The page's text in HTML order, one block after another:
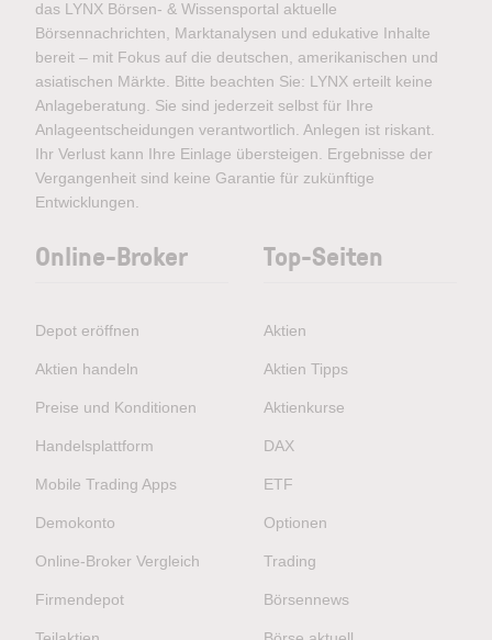
das LYNX Börsen- & Wissensportal aktuelle
Börsennachrichten, Marktanalysen und edukative Inhalte
bereit – mit Fokus auf die deutschen, amerikanischen und
asiatischen Märkte. Bitte beachten Sie: LYNX erteilt keine
Anlageberatung. Sie sind jederzeit selbst für Ihre
Anlageentscheidungen verantwortlich. Anlegen ist riskant.
Ihr Verlust kann Ihre Einlage übersteigen. Ergebnisse der
Vergangenheit sind keine Garantie für zukünftige
Entwicklungen.
Online-Broker
Depot eröffnen
Aktien handeln
Preise und Konditionen
Handelsplattform
Mobile Trading Apps
Demokonto
Online-Broker Vergleich
Firmendepot
Top-Seiten
Aktien
Aktien Tipps
Aktienkurse
DAX
ETF
Optionen
Trading
Börsennews